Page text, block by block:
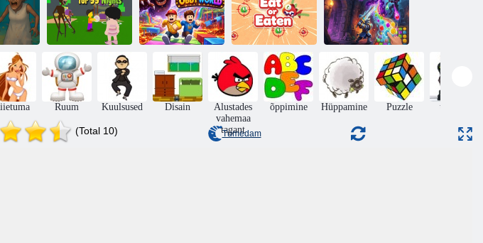
jäi
süda
Vampirizatsiya
Rüüsta
kangelased 2
Koletise tempel
Slenderman
Must Die:
Tööstusjäätmed
hirmu
Survival
Sandbox 99 ööd
Freddy Obby
Worldis
Süüa või söönud
Heroes of the
Dungeons:
Match-3 RPG
Ruum Kuulsused Disain
Alustades
vahemaa
tagant
õppimine Hüppamine Puzzle tegevus
(Total 10) Tumedam